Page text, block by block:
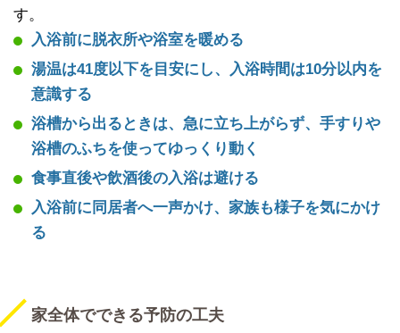
す。
入浴前に脱衣所や浴室を暖める
湯温は41度以下を目安にし、入浴時間は10分以内を
意識する
浴槽から出るときは、急に立ち上がらず、手すりや
浴槽のふちを使ってゆっくり動く
食事直後や飲酒後の入浴は避ける
入浴前に同居者へ一声かけ、家族も様子を気にかけ
る
家全体でできる予防の工夫